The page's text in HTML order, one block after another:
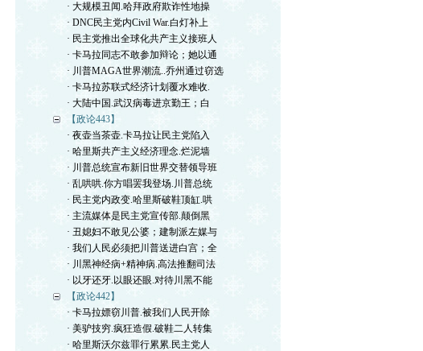
· 大规模丑闻.哈拜政府欺诈性地操
· DNC民主党内Civil War.白灯补上
· 民主党推出全球化共产主义接班人
· 卡马拉同志不敢参加辩论；她以通
· 川普MAGA世界潮流..乔州通过窃选
· 卡马拉苏联式经济计划覆水难收.
· 大陆中国.武汉病毒进京勤王；白
【政论443】
· 夜壶当茶壶.卡马拉让民主党陷入
· 哈里斯共产主义经济理念.烂泥墙
· 川普总统宣布新旧世界交替领导班
· 乱哄哄.你方唱罢我登场.川普总统
· 民主党内政变.哈里斯破鞋顶缸.哄
· 主流媒体是民主党宣传部.颠倒黑
· 丑媳妇不敢见公婆；建制派左媒与
· 我们人民必须把川普送进白宫；全
· 川黑神经病+精神病.高法推翻司法
· 以牙还牙.以眼还眼.对待川黑不能
【政论442】
· 卡马拉嫖窃川普.被我们人民开除
· 美驴技穷.疯狂造假.破鞋二人转集
· 哈里斯沃尔兹罪行累累.民主党人